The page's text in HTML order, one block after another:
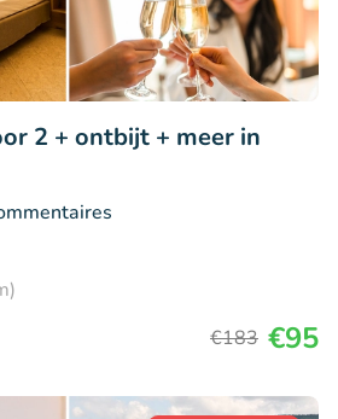
2 + ontbijt + meer in
€183 €95